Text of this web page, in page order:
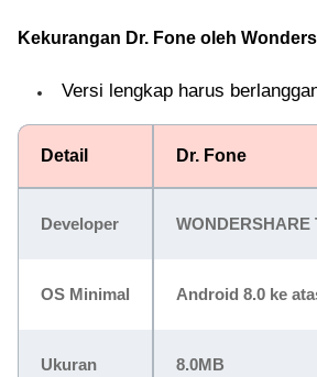
Kekurangan Dr. Fone oleh
Versi lengkap harus
Detail Dr. Fone
Developer WONDERSHARE
OS Minimal Android 8.0 ke
Ukuran 8.0MB